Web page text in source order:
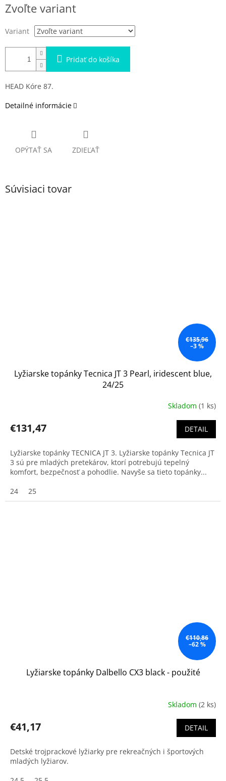
cena:
Zvoľte variant
Variant
Pridať do košíka
HEAD Kóre 87.
Detailné informácie
OPÝTAŤ SA ZDIEĽAŤ
Súvisiaci tovar
€135,96
–3 %
Lyžiarske topánky Tecnica JT 3 Pearl, iridescent blue,
24/25
Skladom (1 ks)
€131,47 DETAIL
Lyžiarske topánky TECNICA JT 3. Lyžiarske topánky Tecnica JT
3 sú pre mladých pretekárov, ktorí potrebujú tepelný
komfort, bezpečnosť a pohodlie. Navyše sa tieto topánky...
24
25
€110,86
–62 %
Lyžiarske topánky Dalbello CX3 black - použité
Skladom (2 ks)
€41,17 DETAIL
Detské trojprackové lyžiarky pre rekreačných i športových
mladých lyžiarov.